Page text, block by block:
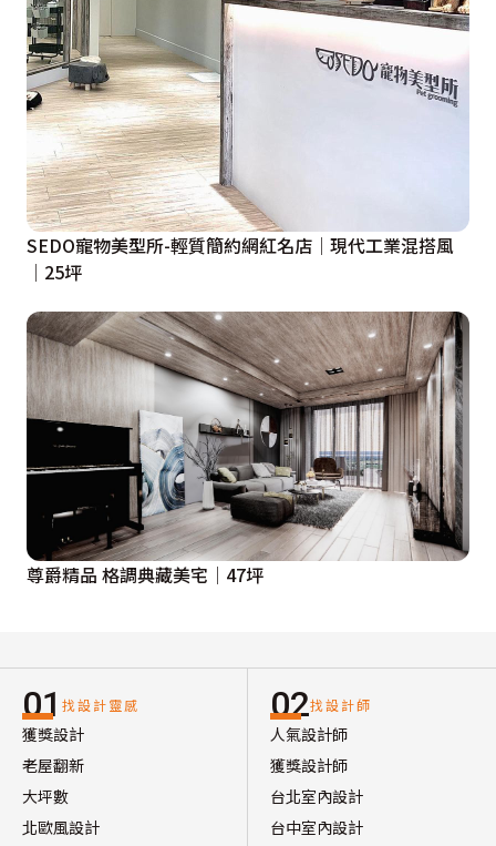
SEDO寵物美型所-輕質簡約網紅名店│現代工業混搭風
│25坪
尊爵精品 格調典藏美宅│47坪
01 找設計靈感
獲獎設計
老屋翻新
大坪數
北歐風設計
02找設計師
人氣設計師
獲獎設計師
台北室內設計
台中室內設計